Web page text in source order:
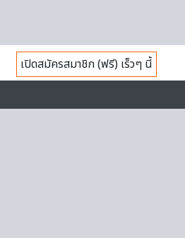
เปิดสมัครสมาชิก (ฟรี) เร็วๆ นี้